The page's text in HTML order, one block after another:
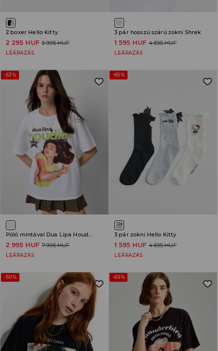
2 boxer Hello Kitty
2 295 HUF 5 995 HUF
LEÁRAZÁS
3 pár hosszú szárú zokni Shrek
1 595 HUF 4 595 HUF
LEÁRAZÁS
-63%
2 995 HUF 7 995 HUF
LEÁRAZÁS
-65%
3 pár zokni Hello Kitty
1 595 HUF 4 595 HUF
LEÁRAZÁS
-50% -63%